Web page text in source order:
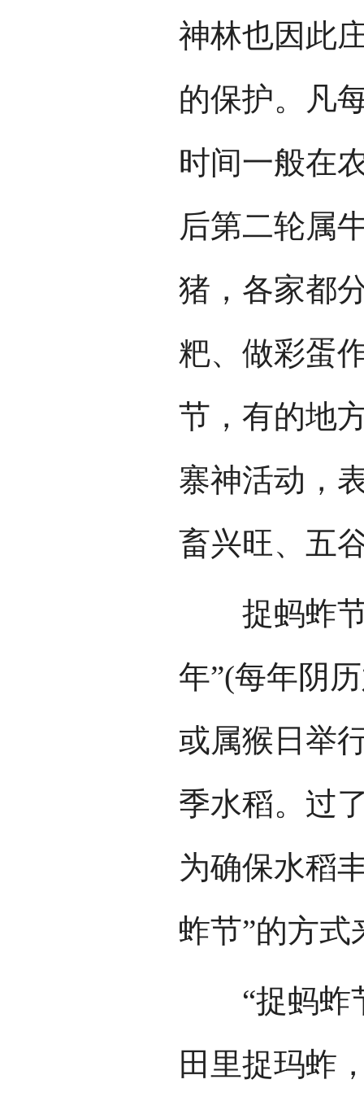
神林也因此
的保护。凡
时间一般在
后第二轮属
猪，各家都
粑、做彩蛋
节，有的地
寨神活动，
畜兴旺、五
捉蚂蚱节
年”(每年阴
或属猴日举
季水稻。过
为确保水稻
蚱节”的方
“捉蚂蚱节
田里捉玛蚱